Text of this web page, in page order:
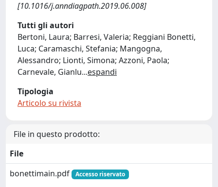
[10.1016/j.anndiagpath.2019.06.008]
Tutti gli autori
Bertoni, Laura; Barresi, Valeria; Reggiani Bonetti,
Luca; Caramaschi, Stefania; Mangogna,
Alessandro; Lionti, Simona; Azzoni, Paola;
Carnevale, Gianlu...espandi
Tipologia
Articolo su rivista
File in questo prodotto:
File
bonettimain.pdf
Accesso riservato